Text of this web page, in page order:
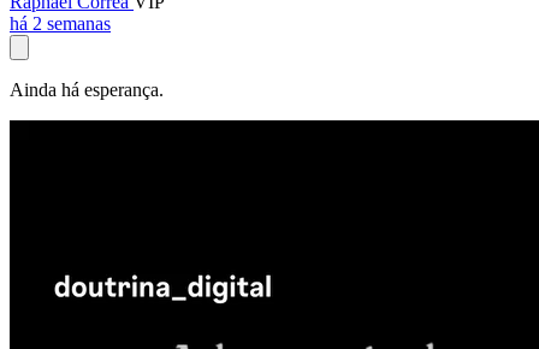
há 2 semanas
Ainda há esperança.